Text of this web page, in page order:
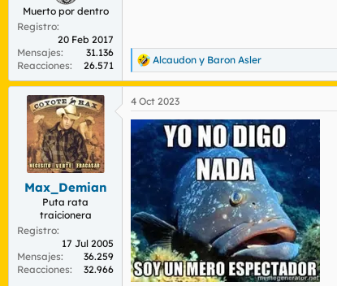
Muerto por dentro
Registro
20 Feb 2017
Mensajes
31.136
Reacciones
26.571
R
e
a
c
c
i
e
Alcaudon y Baron Asler
Max_Demian
Puta rata
traicionera
Registro
17 Jul 2005
Mensajes
36.259
Reacciones
32.966
4 Oct 2023